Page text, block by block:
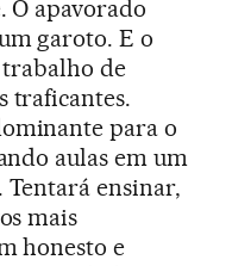
O apavorado
garoto. E o
de
traficantes.
para o
aulas em um
ensinar,
mais
honesto e